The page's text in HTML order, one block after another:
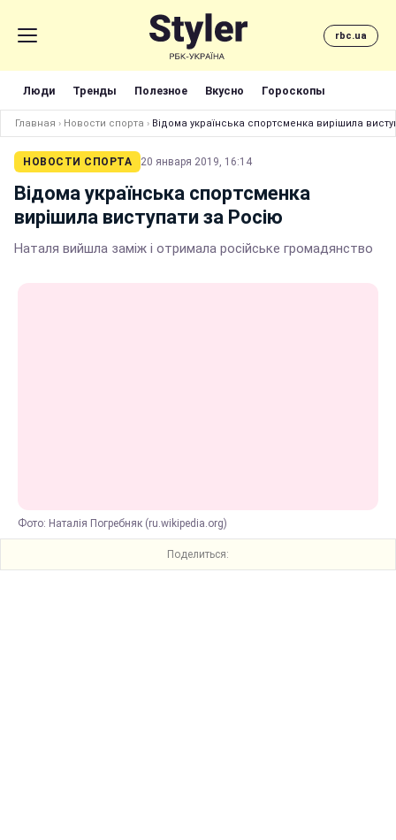
rbc.ua
Люди Тренды Полезное Вкусно Гороскопы
Главная › Новости спорта › Відома українська спортсменка вирішила
НОВОСТИ СПОРТА 20 января 2019, 16:14
Відома українська спортсменка
вирішила виступати за Росію
Наталя вийшла заміж і отримала російське громадянство
Фото: Наталія Погребняк (ru.wikipedia.org)
Поделиться: